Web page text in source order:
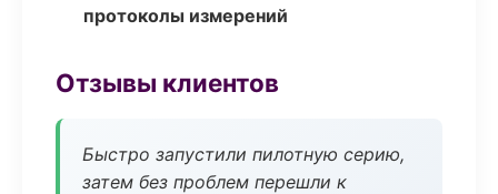
протоколы измерений
Отзывы клиентов
Быстро запустили пилотную серию,
затем без проблем перешли к